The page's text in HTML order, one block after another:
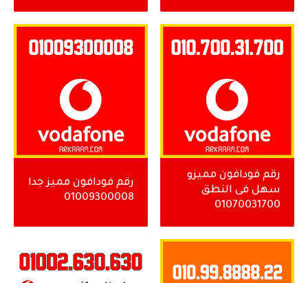
رقم فودافون مميزو
سهل فى النطق
01070031700
رقم فودافون مميز جدا
01009300008